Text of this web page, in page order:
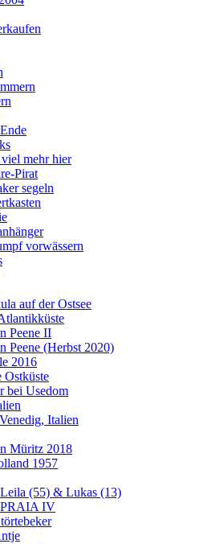
mehr hier
Pirat
segeln
vorwässern
auf der Ostsee
Peene II
Peene (Herbst 2020)
2016
Ostküste
bei Usedom
Italien
Müritz 2018
1957
(55) & Lukas (13)
PRAIA IV